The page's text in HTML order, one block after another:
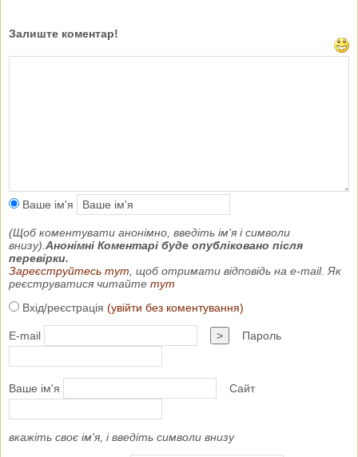
Залиште коментар!
Ваше ім'я
(Щоб коментувати анонімно, введіть ім'я і символи
внизу). Анонімні Коментарі буде опубліковано після
перевірки.
Зареєструйтесь тут , щоб отримати відповідь на e-mail. Як
реєструватися читайте тут
Вхід/реєстрація (увійти без коментування)
E-mail > Пароль
Ваше ім'я Сайт
вкажіть своє ім'я, і введіть символи внизу